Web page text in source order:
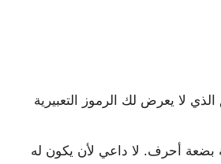
الذي لا يعرض لك الرموز التعبيرية
بضعة أحرف. لا داعي لأن يكون له